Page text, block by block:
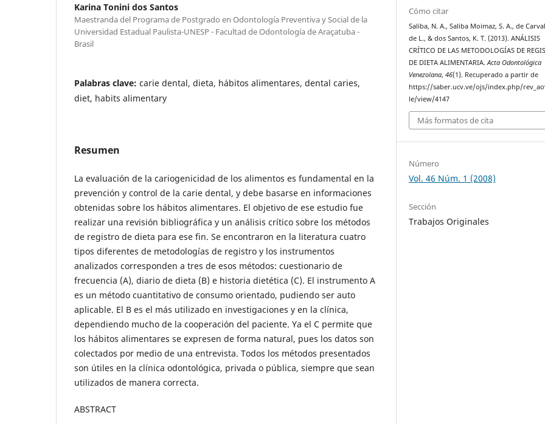
Karina Tonini dos Santos
Maestranda del Programa de Postgrado en Odontología Preventiva y Social de la
Universidad Estadual Paulista-UNESP - Facultad de Odontología de Araçatuba -
Brasil
Palabras clave: carie dental, dieta, hábitos alimentares, dental caries,
diet, habits alimentary
Resumen
La evaluación de la cariogenicidad de los alimentos es fundamental en la
prevención y control de la carie dental, y debe basarse en informaciones
obtenidas sobre los hábitos alimentares. El objetivo de ese estudio fue
realizar una revisión bibliográfica y un análisis crítico sobre los métodos
de registro de dieta para ese fin. Se encontraron en la literatura cuatro
tipos diferentes de metodologías de registro y los instrumentos
analizados corresponden a tres de esos métodos: cuestionario de
frecuencia (A), diario de dieta (B) e historia dietética (C). El instrumento A
es un método cuantitativo de consumo orientado, pudiendo ser auto
aplicable. El B es el más utilizado en investigaciones y en la clínica,
dependiendo mucho de la cooperación del paciente. Ya el C permite que
los hábitos alimentares se expresen de forma natural, pues los datos son
colectados por medio de una entrevista. Todos los métodos presentados
son útiles en la clínica odontológica, privada o pública, siempre que sean
utilizados de manera correcta.
ABSTRACT
Cómo citar
Saliba, N. A., Saliba Moimaz, S. A., de
de L., & dos Santos, K. T. (2013). ANÁLISIS
CRÍTICO DE LAS METODOLOGÍAS DE
DE DIETA ALIMENTARIA.Acta Odontológica
Venezolana,46(1). Recuperado a partir de
https://saber.ucv.ve/ojs/index.php/
le/view/4147
Más formatos de cita
Número
Vol. 46 Núm. 1 (2008)
Sección
Trabajos Originales